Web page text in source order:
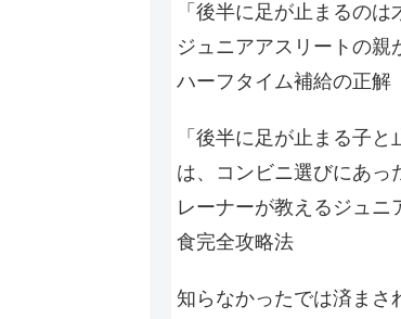
「後半に足が止まるのは
ジュニアアスリートの親
ハーフタイム補給の正解
「後半に足が止まる子
は、コンビニ選びにあっ
レーナーが教えるジュニ
食完全攻略法
知らなかったでは済まさ